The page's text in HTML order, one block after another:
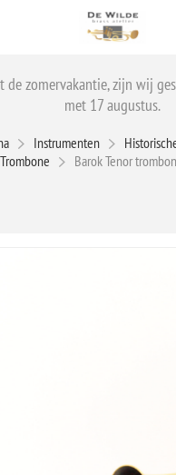
de zomervakantie, zijn wij
met 17 augustus.
Instrumenten
Trombone
Barok Tenor